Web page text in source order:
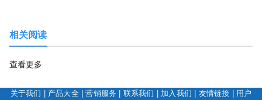
相关阅读
查看更多
关于我们 产品大全|营销服务 联系我们 加入我们 友情链接
用户